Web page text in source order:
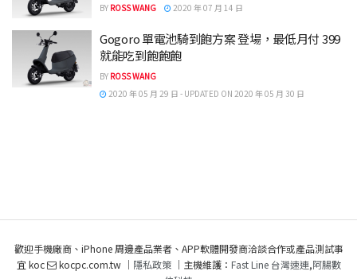
BY ROSS WANG 2020 年 07 月 14 日
Gogoro 單電池騎到飽方案 登場，最低月付 399
就能吃到飽飽飽
BY ROSS WANG
2020 年 05 月 29 日 - UPDATED ON 2020 年 05 月 30 日
歡迎手機廠商、iPhone 周邊產品業者、APP軟體開發商洽談合作或產品測試事
宜 koc
kocpc.com.tw ｜ 隱私政策｜主機維護： Fast Line 台灣速連,阿腸數